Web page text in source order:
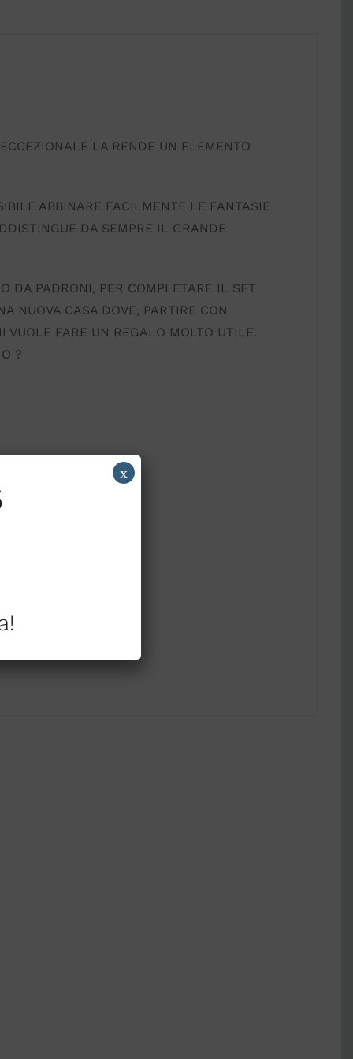
LA RENDE UN ELEMENTO
ABBINARE FACILMENTE LE FANTASIE
DA SEMPRE IL GRANDE
DA PADRONI, PER COMPLETARE IL SET
NUOVA CASA DOVE, PARTIRE CON
VUOLE FARE UN REGALO MOLTO UTILE.
?
x